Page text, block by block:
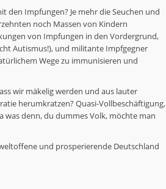
den Impfungen? Je mehr die Seuchen und
noch Massen von Kindern
von Impfungen in den Vordergrund,
Autismus!), und militante Impfgegner
Wege zu immunisieren und
wir mäkelig werden und aus lauter
herumkratzen? Quasi-Vollbeschäftigung,
was denn, du dummes Volk, möchte man
und prosperierende Deutschland